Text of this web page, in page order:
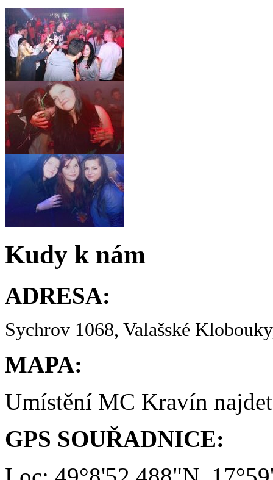
Kudy k nám
ADRESA:
Sychrov 1068, Valašské
MAPA:
Umístění MC Kravín
GPS SOUŘADNICE: